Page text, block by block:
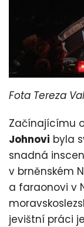
Fota Tereza
Začínajícímu
Johnovi byla
snadná
v brněnském
a faraonovi v
jevištní práci